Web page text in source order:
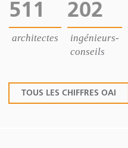
511
architectes
202
ingénieurs-
conseils
TOUS LES CHIFFRES OAI